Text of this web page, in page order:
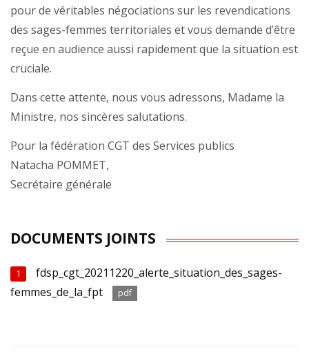
pour de véritables négociations sur les revendications
des sages-femmes territoriales et vous demande d’être
reçue en audience aussi rapidement que la situation est
cruciale.
Dans cette attente, nous vous adressons, Madame la
Ministre, nos sincères salutations.
Pour la fédération CGT des Services publics
Natacha POMMET,
Secrétaire générale
DOCUMENTS JOINTS
1
fdsp_cgt_20211220_alerte_situation_des_sages-
femmes_de_la_fpt
pdf